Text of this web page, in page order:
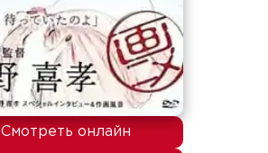
Смотреть онлайн